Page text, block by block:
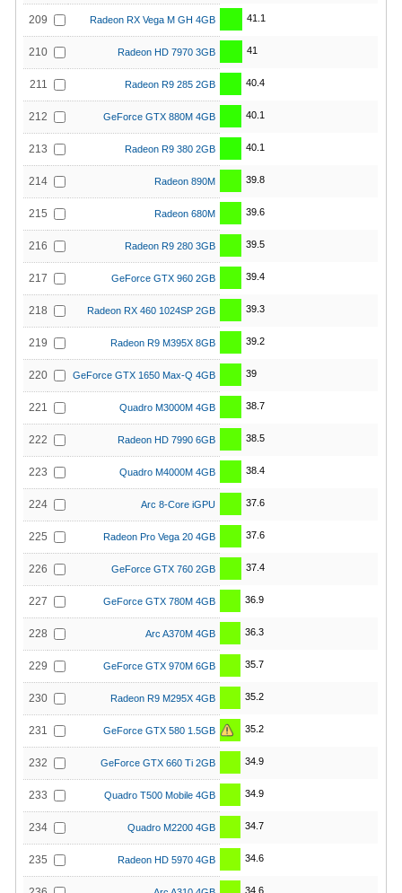
209 Radeon RX Vega M GH 4GB 41.1
210 Radeon HD 7970 3GB 41
211 Radeon R9 285 2GB 40.4
212 GeForce GTX 880M 4GB 40.1
213 Radeon R9 380 2GB 40.1
214 Radeon 890M 39.8
215 Radeon 680M 39.6
216 Radeon R9 280 3GB 39.5
217 GeForce GTX 960 2GB 39.4
218 Radeon RX 460 1024SP 2GB 39.3
219 Radeon R9 M395X 8GB 39.2
220 GeForce GTX 1650 Max-Q 4GB 39
221 Quadro M3000M 4GB 38.7
222 Radeon HD 7990 6GB 38.5
223 Quadro M4000M 4GB 38.4
224 Arc 8-Core iGPU 37.6
225 Radeon Pro Vega 20 4GB 37.6
226 GeForce GTX 760 2GB 37.4
227 GeForce GTX 780M 4GB 36.9
228 Arc A370M 4GB 36.3
229 GeForce GTX 970M 6GB 35.7
230 Radeon R9 M295X 4GB 35.2
231 GeForce GTX 580 1.5GB 35.2
232 GeForce GTX 660 Ti 2GB 34.9
233 Quadro T500 Mobile 4GB 34.9
234 Quadro M2200 4GB 34.7
235 Radeon HD 5970 4GB 34.6
34.6